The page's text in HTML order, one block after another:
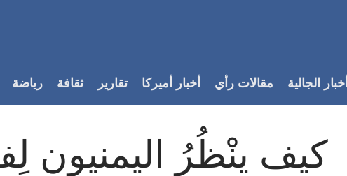
أخبار الجالية مقالات رأي أخبار أميركا تقارير ثقافة رياضة
كيف ينْظُرُ اليمنيون